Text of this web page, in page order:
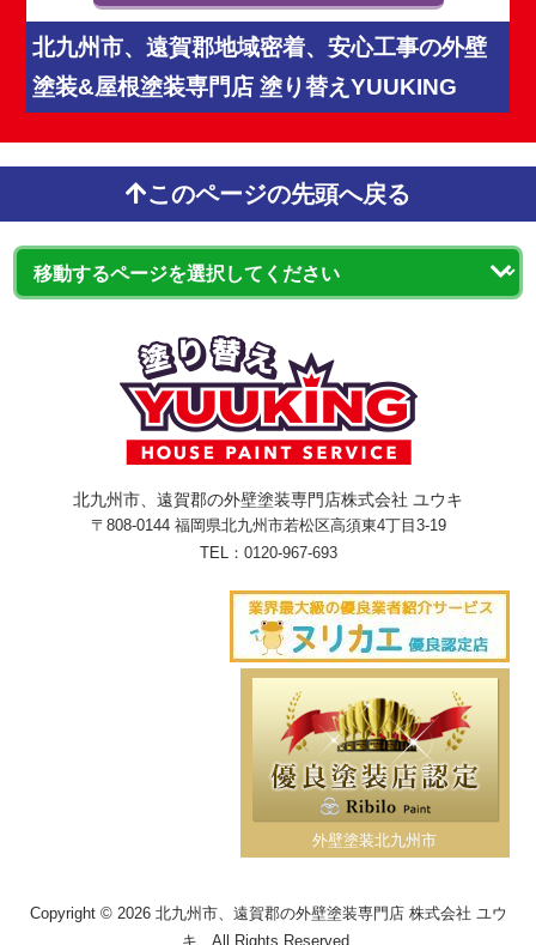
北九州市、遠賀郡地域密着、安心工事の外壁
塗装&屋根塗装専門店 塗り替えYUUKING
このページの先頭へ戻る
北九州市、遠賀郡の外壁塗装専門店株式会社 ユウキ
〒808-0144 福岡県北九州市若松区高須東4丁目3-19
TEL： 0120-967-693
外壁塗装北九州市
Copyright © 2026 北九州市、遠賀郡の外壁塗装専門店 株式会社 ユウ
キ . All Rights Reserved.